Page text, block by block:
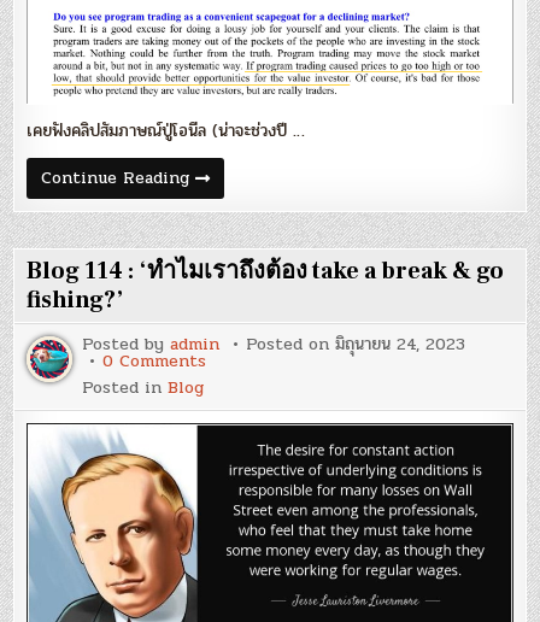
เลือก
ที่
จะ
ช้า
ลง’
เคยฟังคลิปสัมภาษณ์ปู่โอนีล (น่าจะช่วงปี …
Continue ReadingBlog
115
:
‘เทรด
ให้
เร็ว
ขึ้น
ที่
จะ
ช้า
ลง’
Blog 114 : ‘ทำไมเราถึงต้อง take a break & go
fishing?’
Posted byadmin Posted onมิถุนายน 24, 2023
0 Commentson
:
‘ทำไม
ต้อง
take
break
fishing?’
Posted inBlog